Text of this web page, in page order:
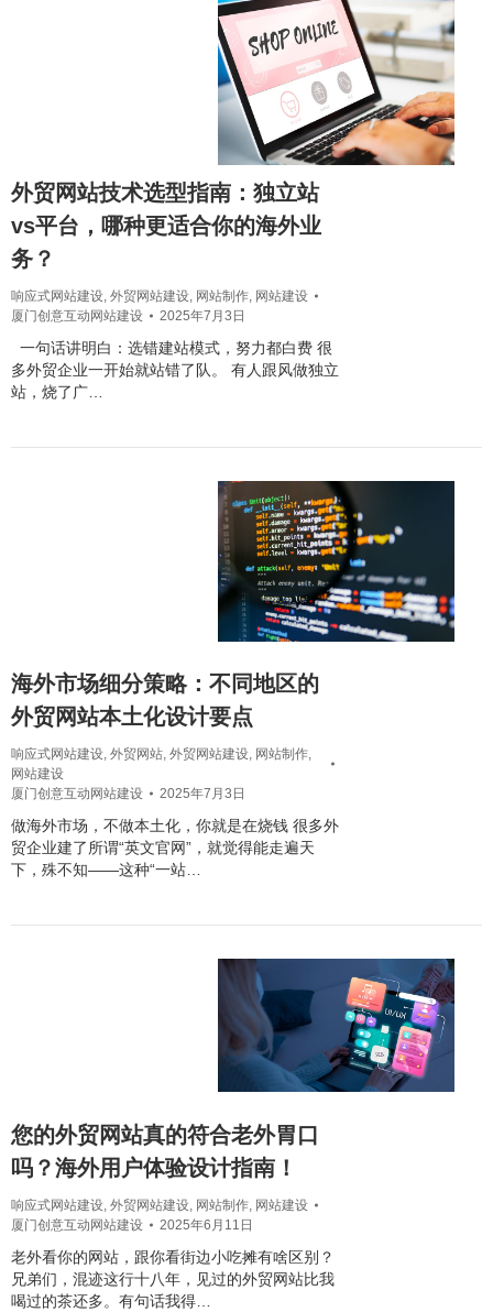
外贸网站技术选型指南：独立站
vs平台，哪种更适合你的海外业
务？
响应式网站建设, 外贸网站建设, 网站制作, 网站建设
厦门创意互动网站建设
2025年7月3日
一句话讲明白：选错建站模式，努力都白费 很
多外贸企业一开始就站错了队。 有人跟风做独立
站，烧了广…
海外市场细分策略：不同地区的
外贸网站本土化设计要点
响应式网站建设, 外贸网站, 外贸网站建设, 网站制作,
网站建设
厦门创意互动网站建设
2025年7月3日
做海外市场，不做本土化，你就是在烧钱 很多外
贸企业建了所谓“英文官网”，就觉得能走遍天
下，殊不知——这种“一站…
您的外贸网站真的符合老外胃口
吗？海外用户体验设计指南！
响应式网站建设, 外贸网站建设, 网站制作, 网站建设
厦门创意互动网站建设
2025年6月11日
老外看你的网站，跟你看街边小吃摊有啥区别？
兄弟们，混迹这行十八年，见过的外贸网站比我
喝过的茶还多。有句话我得…